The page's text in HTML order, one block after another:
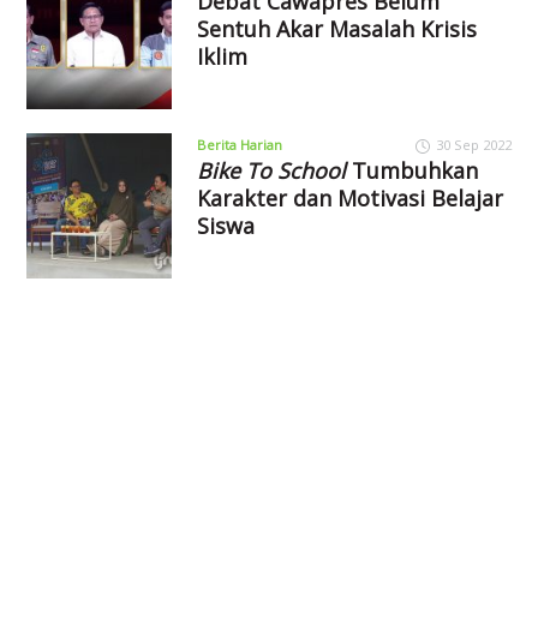
Sentuh Akar Masalah Krisis
Iklim
Berita Harian 30 Sep 2022
Bike To SchoolTumbuhkan
Karakter dan Motivasi Belajar
Siswa